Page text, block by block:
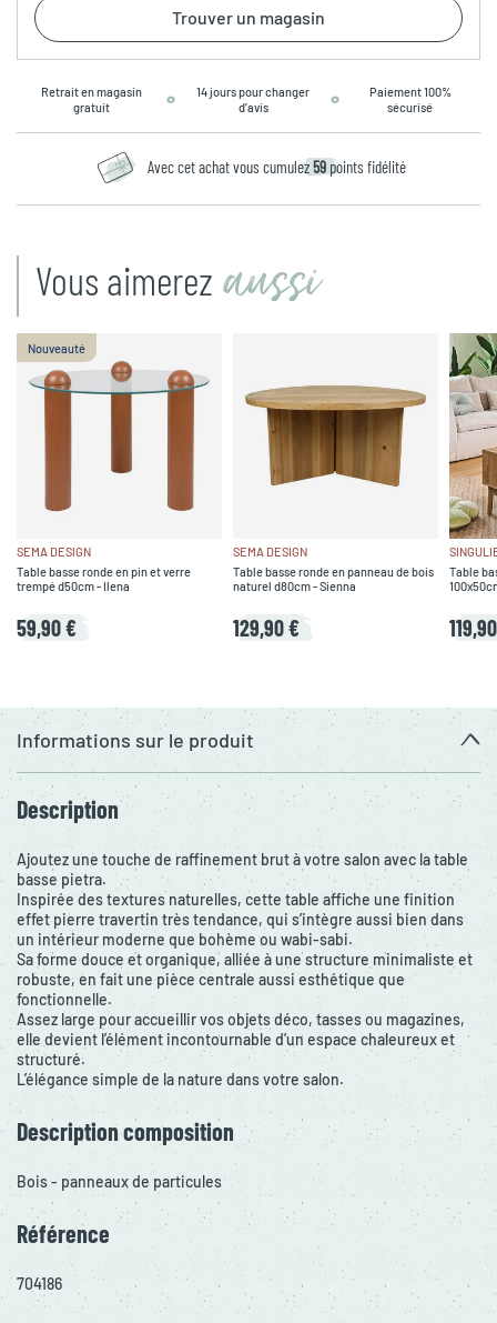
Trouver un magasin
Retrait en magasin
gratuit
14 jours pour changer
d’avis
Paiement 100%
sécurisé
Avec cet achat vous cumulez59 points fidélité
Vous aimerez aussi
Nouveauté
SEMA DESIGN
Table basse ronde en pin et verre
trempé d50cm - Ilena
59,90 €
SEMA DESIGN
Table basse ronde en panneau de bois
naturel d80cm - Sienna
129,90 €
Table
Informations sur le produit
Description
Ajoutez une touche de raffinement brut à votre salon avec la table
basse pietra.
Inspirée des textures naturelles, cette table affiche une finition
effet pierre travertin très tendance, qui s’intègre aussi bien dans
un intérieur moderne que bohème ou wabi-sabi.
Sa forme douce et organique, alliée à une structure minimaliste et
robuste, en fait une pièce centrale aussi esthétique que
fonctionnelle.
Assez large pour accueillir vos objets déco, tasses ou magazines,
elle devient l’élément incontournable d’un espace chaleureux et
structuré.
L’élégance simple de la nature dans votre salon.
Description composition
Bois - panneaux de particules
Référence
704186